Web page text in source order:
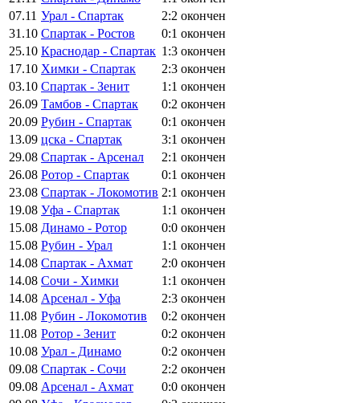
07.11 Урал - Спартак 2:2 окончен
31.10 Спартак - Ростов 0:1 окончен
25.10 Краснодар - Спартак 1:3 окончен
17.10 Химки - Спартак 2:3 окончен
03.10 Спартак - Зенит 1:1 окончен
26.09 Тамбов - Спартак 0:2 окончен
20.09 Рубин - Спартак 0:1 окончен
13.09 цска - Спартак 3:1 окончен
29.08 Спартак - Арсенал 2:1 окончен
26.08 Ротор - Спартак 0:1 окончен
23.08 Спартак - Локомотив 2:1 окончен
19.08 Уфа - Спартак 1:1 окончен
15.08 Динамо - Ротор 0:0 окончен
15.08 Рубин - Урал 1:1 окончен
14.08 Спартак - Ахмат 2:0 окончен
14.08 Сочи - Химки 1:1 окончен
14.08 Арсенал - Уфа 2:3 окончен
11.08 Рубин - Локомотив 0:2 окончен
11.08 Ротор - Зенит 0:2 окончен
10.08 Урал - Динамо 0:2 окончен
09.08 Спартак - Сочи 2:2 окончен
09.08 Арсенал - Ахмат 0:0 окончен